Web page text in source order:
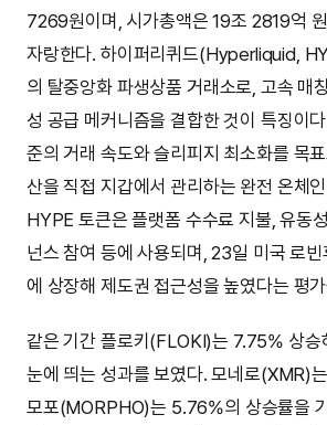
7269원이며, 시가총액은 19조 2819억
자랑한다. 하이퍼리퀴드(Hyperliquid,
의 탈중앙화 파생상품 거래소로, 고속 매
성 공급 메커니즘을 결합한 것이 특징이
준의 거래 속도와 슬리피지 최소화를 목
산을 직접 지갑에서 관리하는 완전 온체
HYPE 토큰은 플랫폼 수수료 지불, 유동
넌스 참여 등에 사용되며, 23일 미국 로
에 상장해 제도권 접근성을 높였다는 평
같은 기간 플로키(FLOKI)는 7.75% 상승
눈에 띄는 성과를 보였다. 모네로(XMR)
모포(MORPHO)는 5.76%의 상승률을